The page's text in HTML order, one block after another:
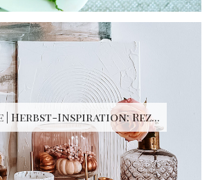
Herbst-Inspiration: Rez...